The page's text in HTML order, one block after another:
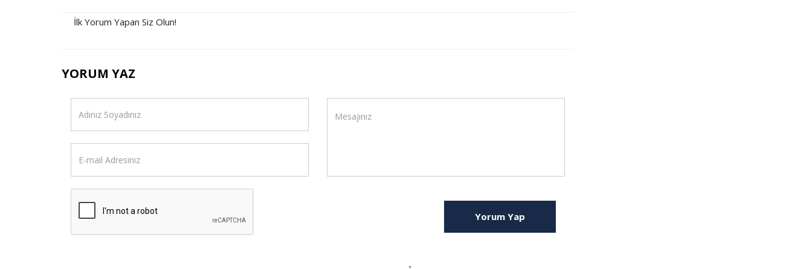
İlk Yorum Yapan Siz Olun!
YORUM YAZ
Yorum Yap